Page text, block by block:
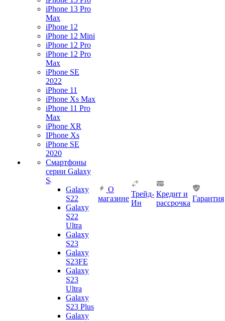
iPhone 13 Pro
Max
iPhone 12
iPhone 12 Mini
iPhone 12 Pro
iPhone 12 Pro
Max
iPhone SE
2022
iPhone 11
iPhone Xs Max
iPhone 11 Pro
Max
iPhone XR
IPhone Xs
iPhone SE
2020
Смартфоны
серии Galaxy
S
Galaxy
S22
Galaxy
S22
Ultra
Galaxy
S23
Galaxy
S23FE
Galaxy
S23
Ultra
Galaxy
S23 Plus
Galaxy
О
магазине
Трейд-
Ин
Кредит и
рассрочка
Гарантия